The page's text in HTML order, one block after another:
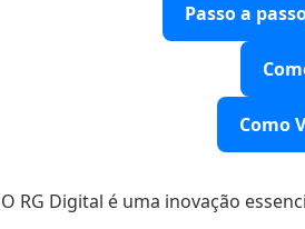
Passo a
Como
O RG Digital é uma inovação